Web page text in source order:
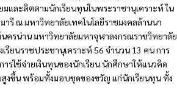
และติตตามนักเรียนทุนในพระราชานุเคราะห์ ใน
รี ณ มหาวิทยาลัยเทคโนโลยีราชมงคลล้านนา
ครน่าน มหาวิทยาลัยมหาจุฬาลงกรณราชวิทยาลัย
รียนราชประชานุเคราะห์ 56 จำนวน 13 คน การ
รใช้จ่ายเงินทุนของนักเรียน นักศึกษาให้แนวคิด
งขึ้น พร้อมทั้งมอบชุดของขวัญ แก่นักเรียนทุน ทั้ง